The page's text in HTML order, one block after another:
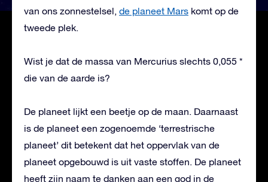
van ons zonnestelsel, de planeet Mars komt op de
tweede plek.
Wist je dat de massa van Mercurius slechts 0,055 *
die van de aarde is?
De planeet lijkt een beetje op de maan. Daarnaast
is de planeet een zogenoemde ‘terrestrische
planeet’ dit betekent dat het oppervlak van de
planeet opgebouwd is uit vaste stoffen. De planeet
heeft zijn naam te danken aan een god in de